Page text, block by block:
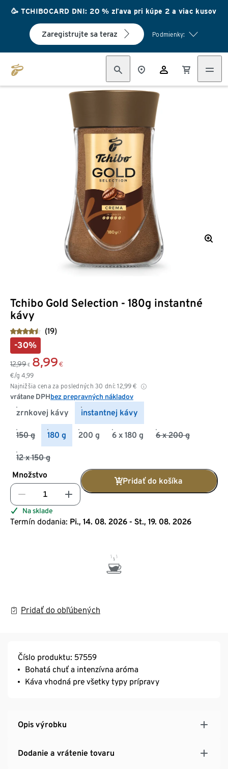
🥳 TCHIBOCARD DNI: 20 % zľava pri kúpe 2 a viac kusov
Zaregistrujte sa teraz Podmienky:
Tchibo Gold Selection - 180g instantné
kávy
(19)
-30%
12,99 € 8,99 €
€/g 4,99
Najnižšia cena za posledných 30 dní: 12,99 €
vrátane DPHbez prepravných nákladov
zrnkovej kávy instantnej kávy
150 g 180 g 200 g 6 x 180 g 6 x 200 g
12 x 150 g
Množstvo
Pridať do košíka
Na sklade
Termín dodania: Pi., 14. 08. 2026 - St., 19. 08. 2026
Pridať do obľúbených
Číslo produktu: 57559
Bohatá chuť a intenzívna aróma
Káva vhodná pre všetky typy prípravy
Opis výrobku
Dodanie a vrátenie tovaru